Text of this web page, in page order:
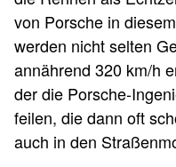
von Porsche in
werden nicht selten
annährend 320 km/h
der die Porsche-
feilen, die dann oft
auch in den